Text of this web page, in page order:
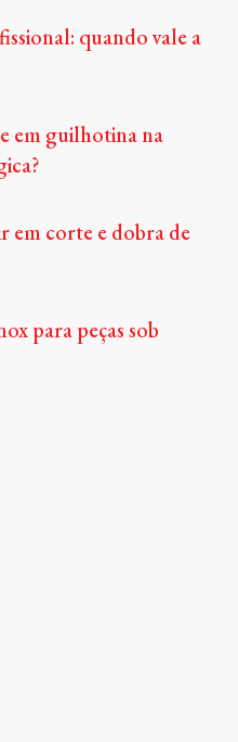
quando vale a
em guilhotina na
em corte e dobra de
para peças sob